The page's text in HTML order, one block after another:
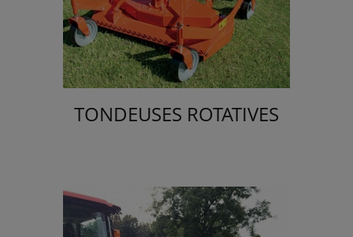
TONDEUSES ROTATIVES